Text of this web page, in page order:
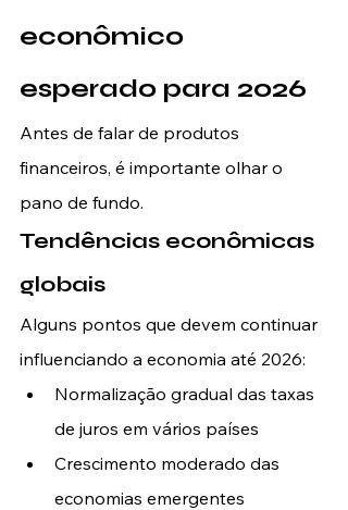
econômico
esperado para 2026
Antes de falar de produtos
financeiros, é importante olhar o
pano de fundo.
Tendências econômicas
globais
Alguns pontos que devem continuar
influenciando a economia até 2026:
Normalização gradual das taxas
de juros em vários países
Crescimento moderado das
economias emergentes